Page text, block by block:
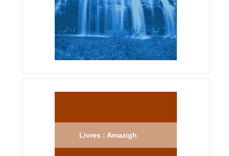
Livres : Amazigh